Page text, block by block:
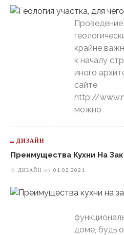
крайне
к началу
иного
сайте
http://
можно
ДИЗАЙН
Преимущества Кухни На
ДИЗАЙН on 01.02.2021
доме, будь